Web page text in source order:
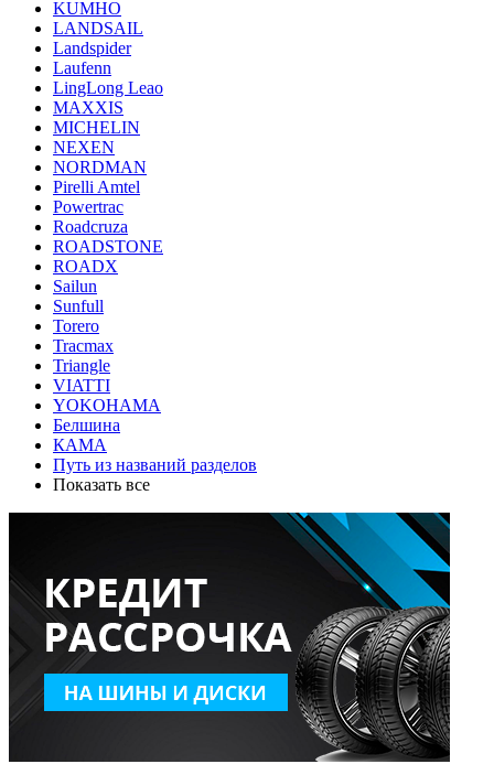
KUMHO
LANDSAIL
Landspider
Laufenn
LingLong Leao
MAXXIS
MICHELIN
NEXEN
NORDMAN
Pirelli Amtel
Powertrac
Roadcruza
ROADSTONE
ROADX
Sailun
Sunfull
Torero
Tracmax
Triangle
VIATTI
YOKOHAMA
Белшина
КАМА
Путь из названий разделов
Показать все